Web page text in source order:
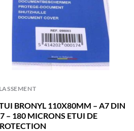
BRONYL 110X80MM – A7 DIN
– 180 MICRONS ETUI DE